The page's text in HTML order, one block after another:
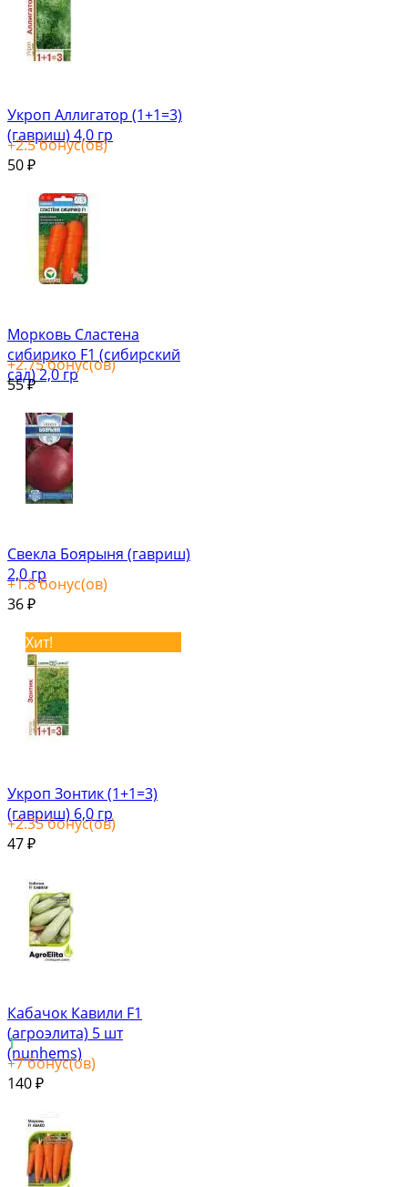
Укроп Аллигатор (1+1=3)
(гавриш) 4,0 гр
+2.5бонус(ов)
50 ₽
Морковь Сластена
сибирико F1 (сибирский
сад) 2,0 гр
+2.75бонус(ов)
55₽
Свекла Боярыня (гавриш)
2,0 гр
+1.8бонус(ов)
36 ₽
Хит!
Укроп Зонтик (1+1=3)
(гавриш) 6,0 гр
+2.35бонус(ов)
47 ₽
Кабачок Кавили F1
(агроэлита) 5 шт
(nunhems)
1
+7бонус(ов)
140 ₽